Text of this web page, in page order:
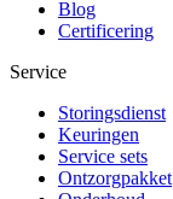
Blog
Certificering
Service
Storingsdienst
Keuringen
Service sets
Ontzorgpakket